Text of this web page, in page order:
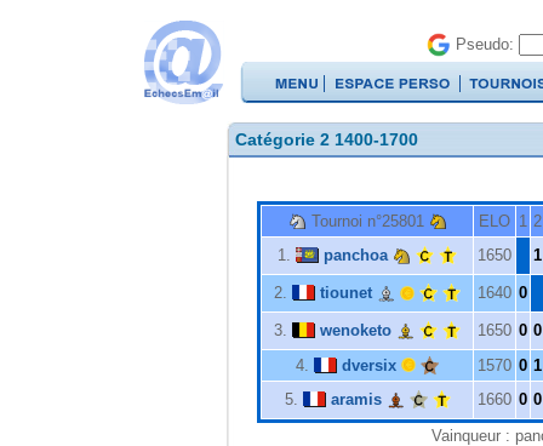
Pseudo:
Catégorie 2 1400-1700
Tournoi n°25801 ELO 1 2
1.
panchoa 1650 1
2. tiounet 1640 0
3. wenoketo 1650 0 0
4.
dversix 1570 0 1
5.
aramis 1660 0 0
Vainqueur :